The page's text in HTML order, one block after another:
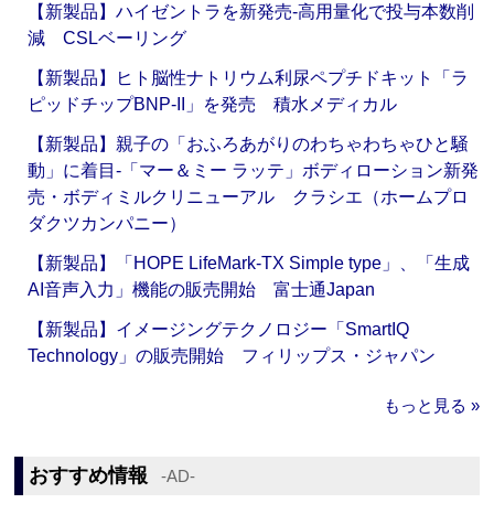
【新製品】ハイゼントラを新発売‐高用量化で投与本数削
減 CSLベーリング
【新製品】ヒト脳性ナトリウム利尿ペプチドキット「ラ
ピッドチップBNP-II」を発売 積水メディカル
【新製品】親子の「おふろあがりのわちゃわちゃひと騒
動」に着目‐「マー＆ミー ラッテ」ボディローション新発
売・ボディミルクリニューアル クラシエ（ホームプロ
ダクツカンパニー）
【新製品】「HOPE LifeMark-TX Simple type」、「生成
AI音声入力」機能の販売開始 富士通Japan
【新製品】イメージングテクノロジー「SmartIQ
Technology」の販売開始 フィリップス・ジャパン
もっと見る »
おすすめ情報 ‐AD‐